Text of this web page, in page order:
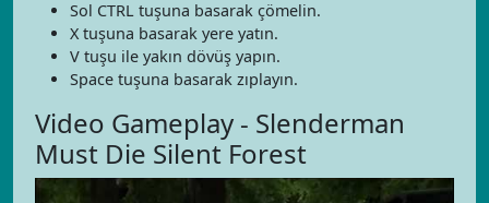
Sol CTRL tuşuna basarak çömelin.
X tuşuna basarak yere yatın.
V tuşu ile yakın dövüş yapın.
Space tuşuna basarak zıplayın.
Video Gameplay - Slenderman
Must Die Silent Forest